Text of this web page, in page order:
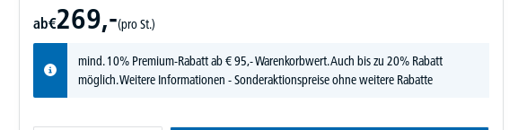
ab€269,-(pro St.)
mind. 10% Premium-Rabatt ab € 95,- Warenkorbwert. Auch bis zu 20% Rabatt
möglich.Weitere Informationen - Sonderaktionspreise ohne weitere Rabatte